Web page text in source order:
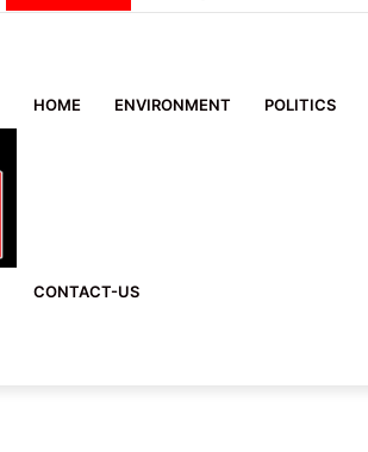
HOME ENVIRONMENT POLITICS
CONTACT-US